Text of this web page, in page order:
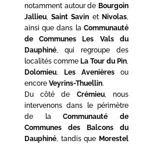
notamment autour de Bourgoin
Jallieu,Saint Savin et Nivolas,
ainsi que dans la Communauté
de Communes Les Vals du
Dauphiné, qui regroupe des
localités comme La Tour du Pin,
Dolomieu, Les Avenièresou
encore Veyrins-Thuellin.
Du côté de Crémieu, nous
intervenons dans le périmètre
de laCommunauté de
Communes des Balcons du
Dauphiné, tandis que Morestel